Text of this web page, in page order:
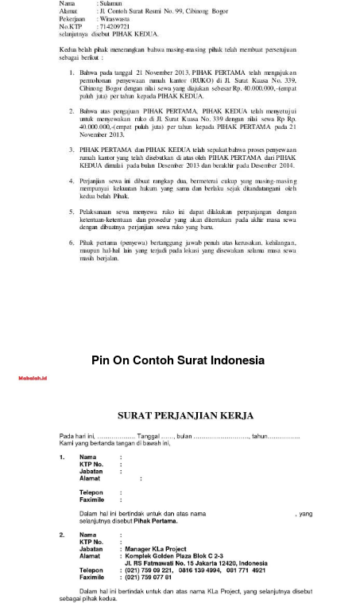
Pin On Contoh Surat Indonesia